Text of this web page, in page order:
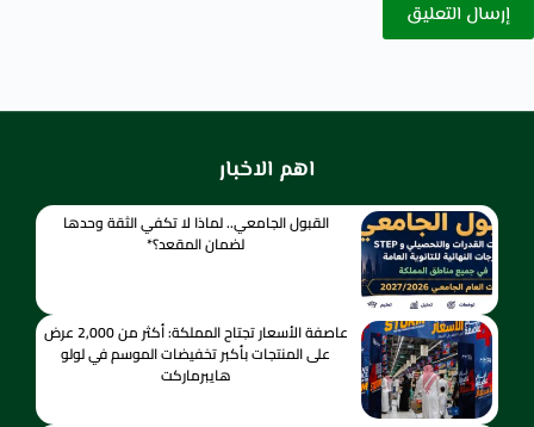
إرسال التعليق
اهم الاخبار
القبول الجامعي.. لماذا لا تكفي الثقة وحدها
لضمان المقعد؟*
عاصفة الأسعار تجتاح المملكة: أكثر من 2,000 عرض
على المنتجات بأكبر تخفيضات الموسم في لولو
هايبرماركت